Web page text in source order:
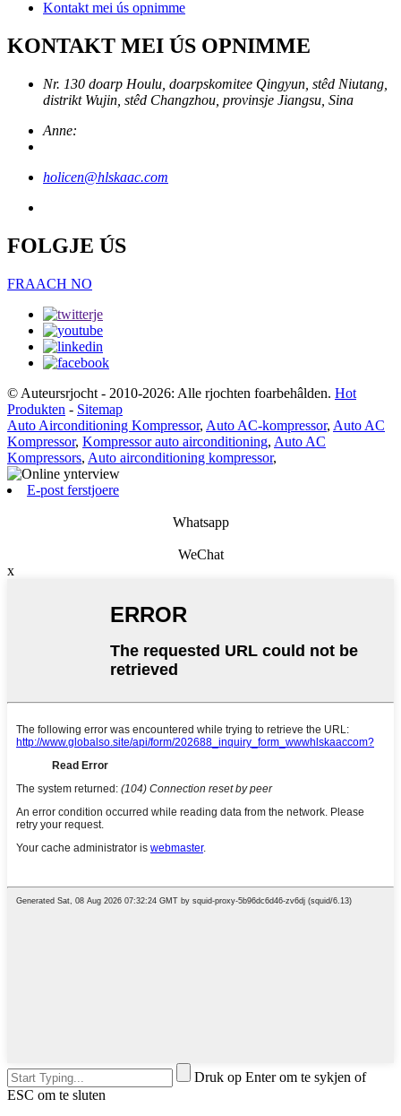
Kontakt mei ús opnimme
KONTAKT MEI ÚS OPNIMME
Nr. 130 doarp Houlu, doarpskomitee Qingyun, stêd Niutang,
distrikt Wujin, stêd Changzhou, provinsje Jiangsu, Sina
Anne:
holicen@hlskaac.com
FOLGJE ÚS
FRAACH NO
© Auteursrjocht - 2010-2026: Alle rjochten foarbehâlden. Hot
Produkten - Sitemap
Auto Airconditioning Kompressor, Auto AC-kompressor, Auto AC
Kompressor, Kompressor auto airconditioning, Auto AC
Kompressors, Auto airconditioning kompressor,
E-post ferstjoere
Whatsapp
WeChat
x
Druk op Enter om te sykjen of
ESC om te sluten